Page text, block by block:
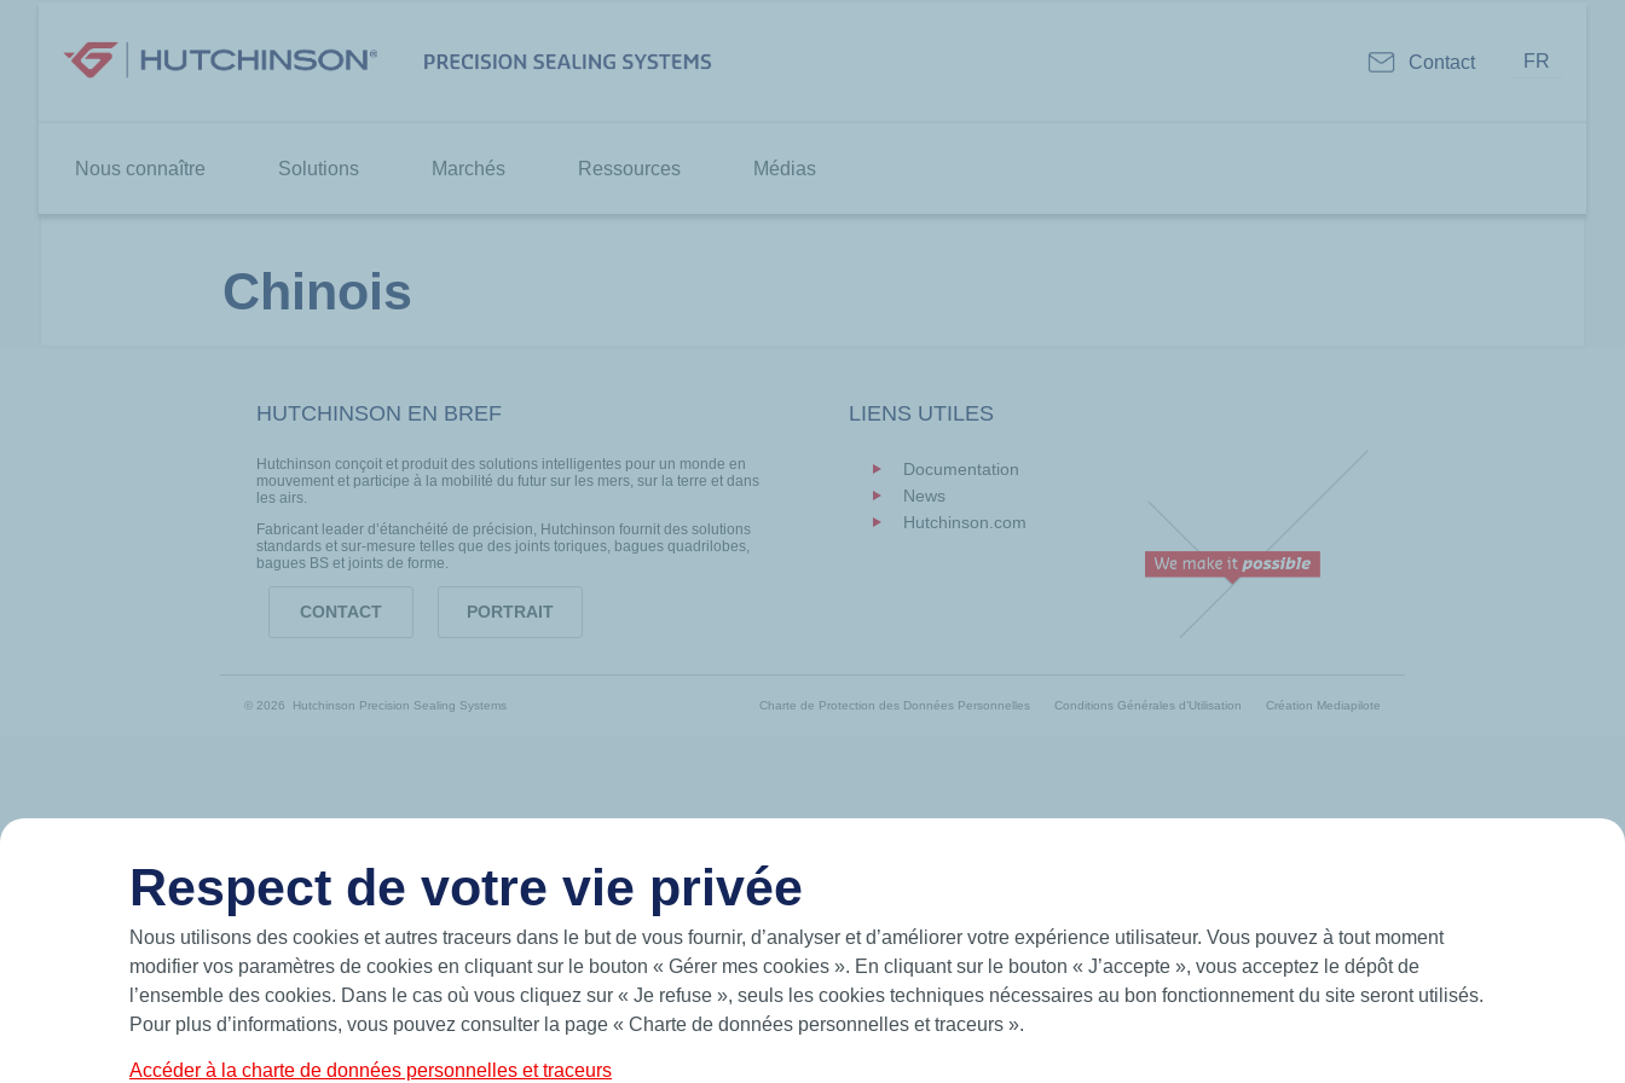
contenu
Contact FR
Nous connaître Solutions Marchés Ressources Médias
Chinois
HUTCHINSON EN BREF
Hutchinson conçoit et produit des solutions intelligentes pour un monde en
mouvement et participe à la mobilité du futur sur les mers, sur la terre et dans
les airs.
Fabricant leader d’étanchéité de précision, Hutchinson fournit des solutions
standards et sur-mesure telles que des joints toriques, bagues quadrilobes,
bagues BS et joints de forme.
CONTACT PORTRAIT
LIENS UTILES
Documentation
News
Hutchinson.com
© 2026 Hutchinson Precision Sealing Systems Charte de Protection des Données Personnelles Conditions Générales d’Utilisation Création Mediapilote
Respect de votre vie privée
Nous utilisons des cookies et autres traceurs dans le but de vous fournir, d’analyser et d’améliorer votre expérience utilisateur. Vous pouvez à tout moment
modifier vos paramètres de cookies en cliquant sur le bouton « Gérer mes cookies ». En cliquant sur le bouton « J’accepte », vous acceptez le dépôt de
l’ensemble des cookies. Dans le cas où vous cliquez sur « Je refuse », seuls les cookies techniques nécessaires au bon fonctionnement du site seront utilisés.
Pour plus d’informations, vous pouvez consulter la page « Charte de données personnelles et traceurs ».
Accéder à la charte de données personnelles et traceurs